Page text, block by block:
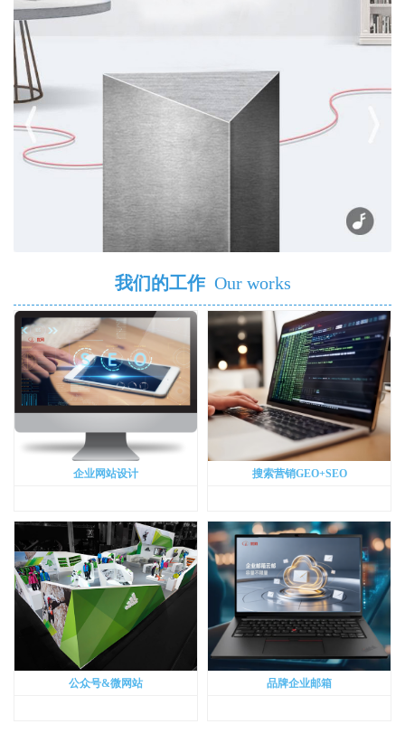
我们的工作 Our works
企业网站设计 搜索营销GEO+SEO
公众号&微网站 品牌企业邮箱